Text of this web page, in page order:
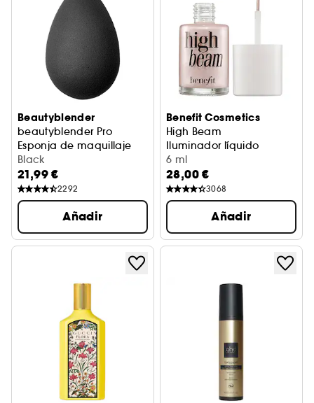
Beautyblender
beautyblender Pro
Esponja de maquillaje
Black
21,99 €
2292
Añadir
Benefit Cosmetics
High Beam
Iluminador líquido
6 ml
28,00 €
3068
Añadir